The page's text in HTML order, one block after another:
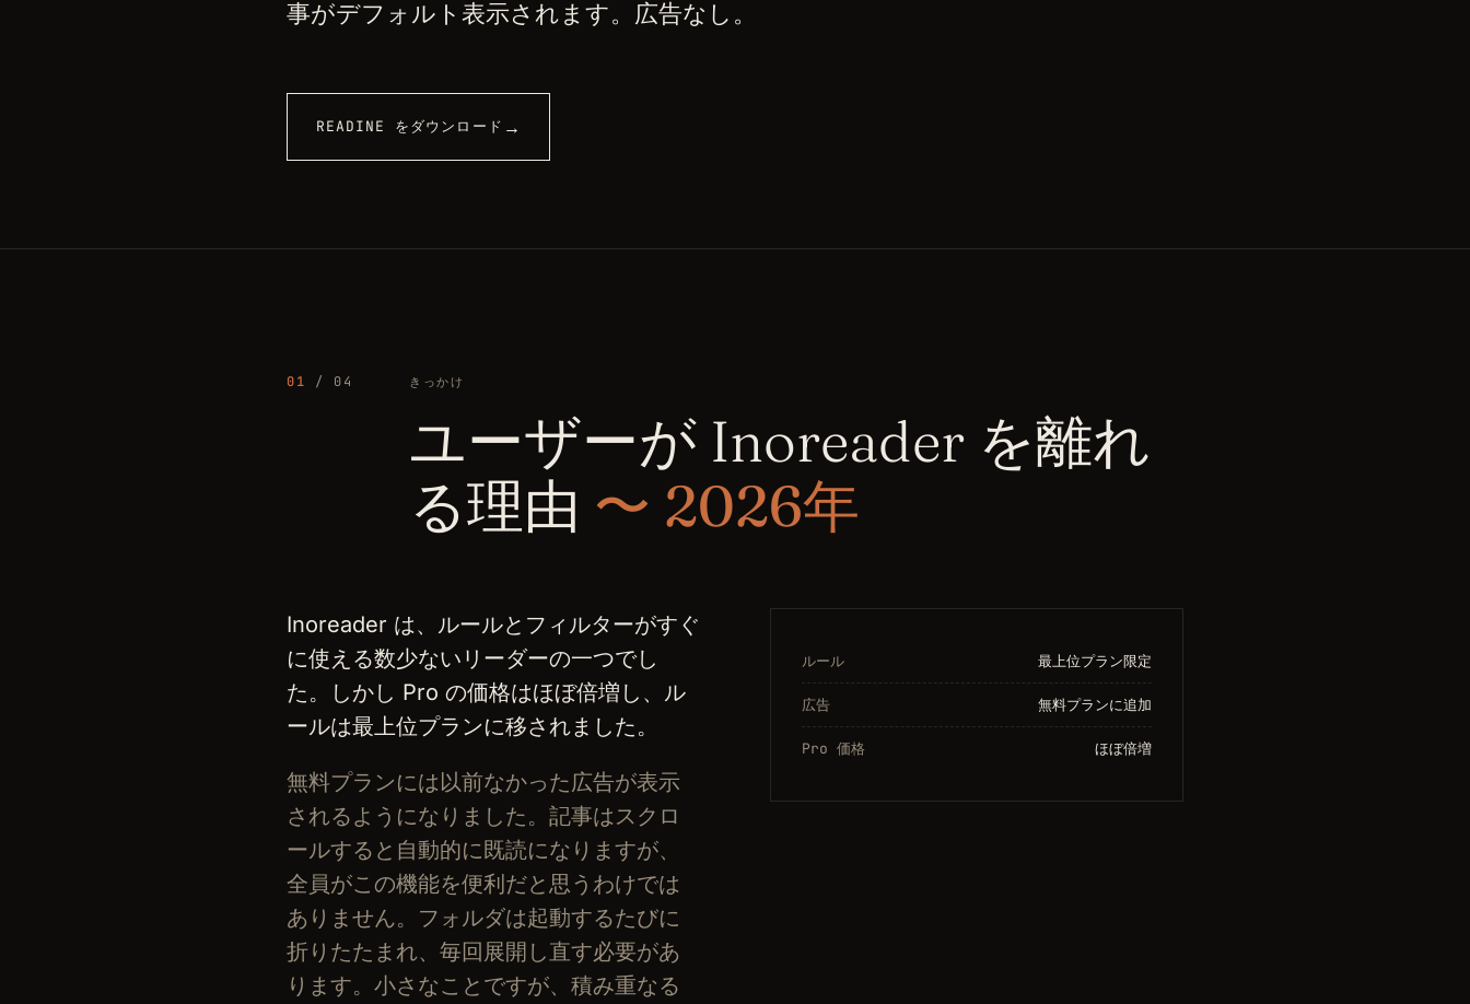
事がデフォルト表示されます。広告なし。
READINE をダウンロード →
01 / 04 きっかけ
ユーザーが Inoreader を離れ
る理由 〜 2026年
Inoreader は、ルールとフィルターがすぐ
に使える数少ないリーダーの一つでし
た。しかし Pro の価格はほぼ倍増し、ル
ールは最上位プランに移されました。
無料プランには以前なかった広告が表示
されるようになりました。記事はスクロ
ールすると自動的に既読になりますが、
全員がこの機能を便利だと思うわけでは
ありません。フォルダは起動するたびに
折りたたまれ、毎回展開し直す必要があ
ります。小さなことですが、積み重なる
ルール 最上位プラン限定
広告 無料プランに追加
Pro 価格 ほぼ倍増